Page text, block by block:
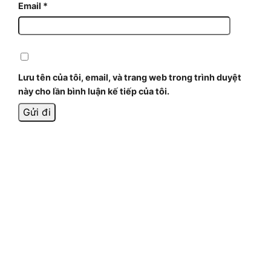
Email *
Lưu tên của tôi, email, và trang web trong trình duyệt
này cho lần bình luận kế tiếp của tôi.